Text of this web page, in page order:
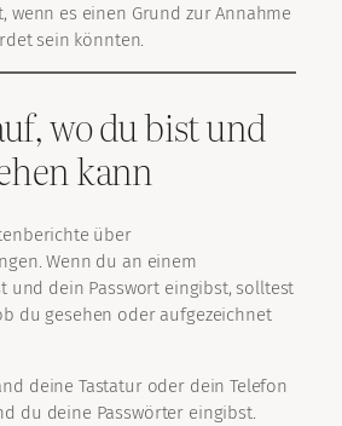
wenn es einen Grund zur Annahme
sein könnten.
wo du bist und
kann
über
Wenn du an einem
und dein Passwort eingibst, solltest
du gesehen oder aufgezeichnet
deine Tastatur oder dein Telefon
du deine Passwörter eingibst.